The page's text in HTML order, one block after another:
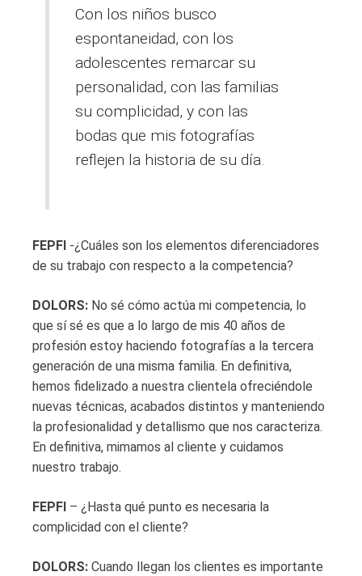
Con los niños busco
espontaneidad, con los
adolescentes remarcar su
personalidad, con las familias
su complicidad, y con las
bodas que mis fotografías
reflejen la historia de su día.
FEPFI -¿Cuáles son los elementos diferenciadores
de su trabajo con respecto a la competencia?
DOLORS: No sé cómo actúa mi competencia, lo
que sí sé es que a lo largo de mis 40 años de
profesión estoy haciendo fotografías a la tercera
generación de una misma familia. En definitiva,
hemos fidelizado a nuestra clientela ofreciéndole
nuevas técnicas, acabados distintos y manteniendo
la profesionalidad y detallismo que nos caracteriza.
En definitiva, mimamos al cliente y cuidamos
nuestro trabajo.
FEPFI – ¿Hasta qué punto es necesaria la
complicidad con el cliente?
DOLORS: Cuando llegan los clientes es importante